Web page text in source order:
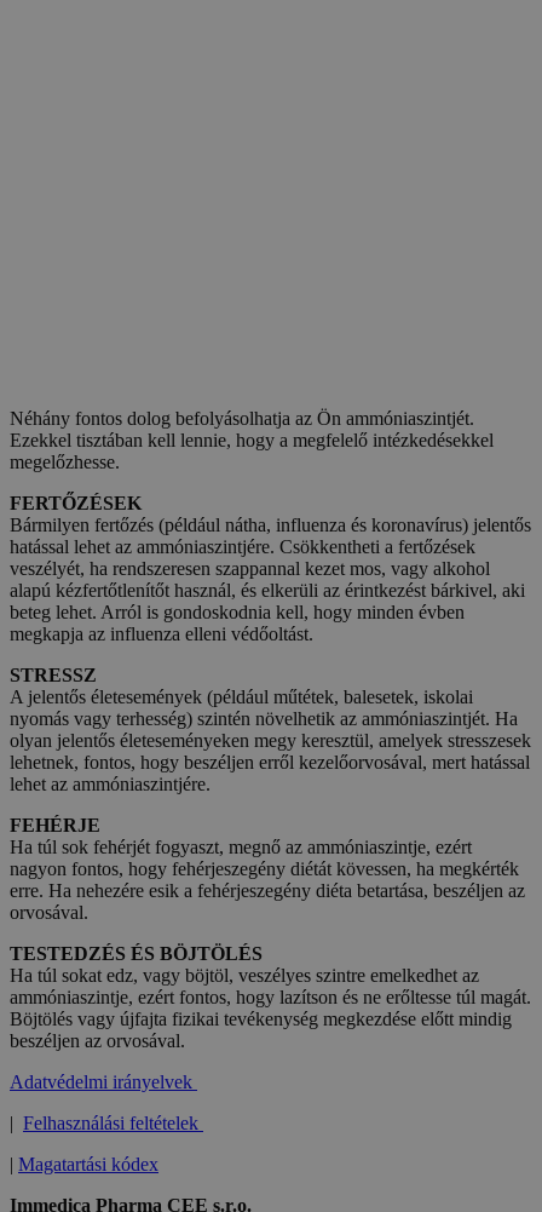
Néhány fontos dolog befolyásolhatja az Ön ammóniaszintjét.
Ezekkel tisztában kell lennie, hogy a megfelelő intézkedésekkel
megelőzhesse.
FERTŐZÉSEK
Bármilyen fertőzés (például nátha, influenza és koronavírus) jelentős
hatással lehet az ammóniaszintjére. Csökkentheti a fertőzések
veszélyét, ha rendszeresen szappannal kezet mos, vagy alkohol
alapú kézfertőtlenítőt használ, és elkerüli az érintkezést bárkivel, aki
beteg lehet. Arról is gondoskodnia kell, hogy minden évben
megkapja az influenza elleni védőoltást.
STRESSZ
A jelentős életesemények (például műtétek, balesetek, iskolai
nyomás vagy terhesség) szintén növelhetik az ammóniaszintjét. Ha
olyan jelentős életeseményeken megy keresztül, amelyek stresszesek
lehetnek, fontos, hogy beszéljen erről kezelőorvosával, mert hatással
lehet az ammóniaszintjére.
FEHÉRJE
Ha túl sok fehérjét fogyaszt, megnő az ammóniaszintje, ezért
nagyon fontos, hogy fehérjeszegény diétát kövessen, ha megkérték
erre. Ha nehezére esik a fehérjeszegény diéta betartása, beszéljen az
orvosával.
TESTEDZÉS ÉS BÖJTÖLÉS
Ha túl sokat edz, vagy böjtöl, veszélyes szintre emelkedhet az
ammóniaszintje, ezért fontos, hogy lazítson és ne erőltesse túl magát.
Böjtölés vagy újfajta fizikai tevékenység megkezdése előtt mindig
beszéljen az orvosával.
Adatvédelmi irányelvek
| Felhasználási feltételek
| Magatartási kódex
Immedica Pharma CEE s.r.o.